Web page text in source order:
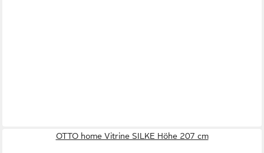
OTTO home Vitrine SILKE Höhe 207 cm